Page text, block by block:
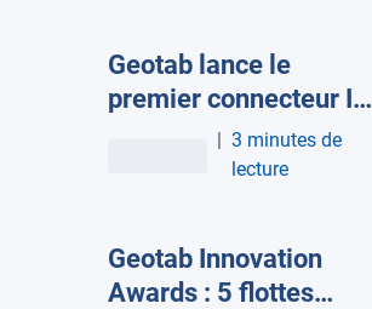
Geotab lance le
premier connecteur IA
du marché, dédié aux
| 3 minutes de
lecture
Geotab Innovation
Awards : 5 flottes